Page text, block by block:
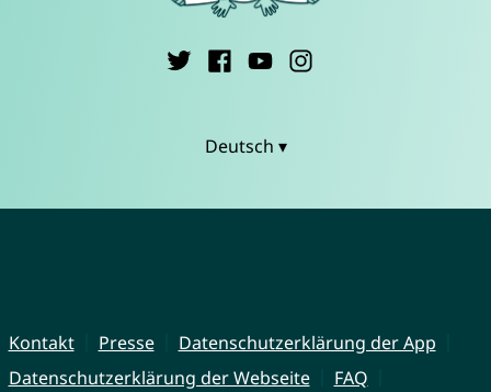
Deutsch ▾
Kontakt Presse
Datenschutzerklärung der App
Datenschutzerklärung der Webseite
FAQ